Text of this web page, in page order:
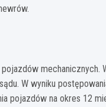
mechanicznych.
W wyniku
pojazdów na okres 12